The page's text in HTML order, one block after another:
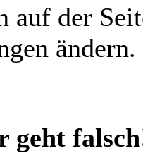
auf der
ändern.
geht